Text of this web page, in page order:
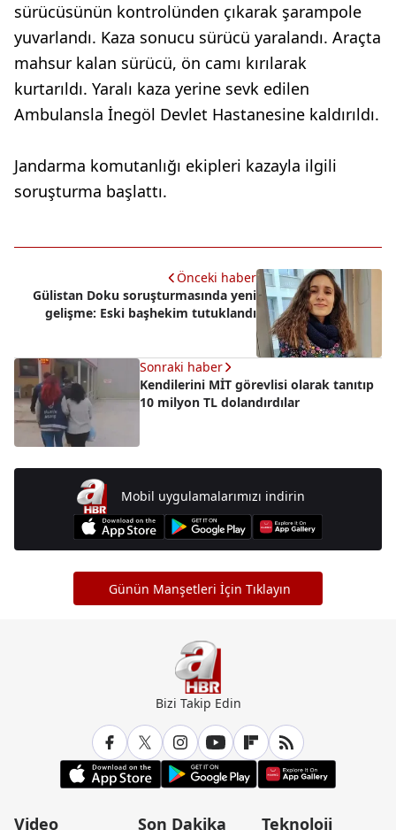
sürücüsünün kontrolünden çıkarak şarampole
yuvarlandı. Kaza sonucu sürücü yaralandı. Araçta
mahsur kalan sürücü, ön camı kırılarak
kurtarıldı. Yaralı kaza yerine sevk edilen
Ambulansla İnegöl Devlet Hastanesine kaldırıldı.
Jandarma komutanlığı ekipleri kazayla ilgili
soruşturma başlattı.
Önceki haber
Gülistan Doku soruşturmasında yeni
gelişme: Eski başhekim tutuklandı
Sonraki haber
Kendilerini MİT görevlisi olarak tanıtıp
10 milyon TL dolandırdılar
Mobil uygulamalarımızı indirin
Günün Manşetleri İçin Tıklayın
Bizi Takip Edin
Video Son Dakika Teknoloji